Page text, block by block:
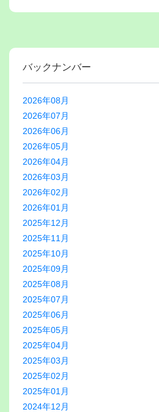
バックナンバー
2026年08月
2026年07月
2026年06月
2026年05月
2026年04月
2026年03月
2026年02月
2026年01月
2025年12月
2025年11月
2025年10月
2025年09月
2025年08月
2025年07月
2025年06月
2025年05月
2025年04月
2025年03月
2025年02月
2025年01月
2024年12月